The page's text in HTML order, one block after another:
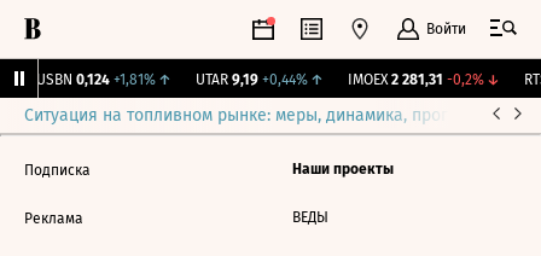
Войти
USBN 0,124 +1,81%↑ UTAR 9,19 +0,44%↑ IMOEX 2 281,31 -0,2%↓
Ситуация на топливном рынке: меры, динамика, прогнозы
Подписка
Реклама
Наши проекты
ВЕДЫ